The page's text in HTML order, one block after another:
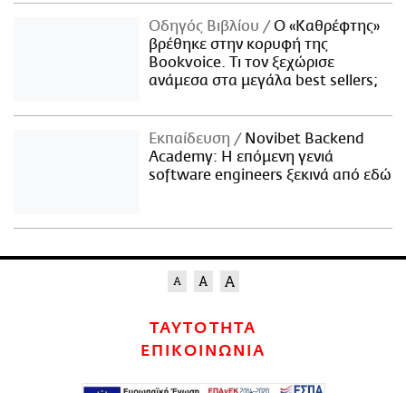
Οδηγός Βιβλίου
Ο «Καθρέφτης»
βρέθηκε στην κορυφή της
Bookvoice. Τι τον ξεχώρισε
ανάμεσα στα μεγάλα best sellers;
Εκπαίδευση
Novibet Backend
Academy: Η επόμενη γενιά
software engineers ξεκινά από εδώ
ΤΑΥΤΟΤΗΤΑ
ΕΠΙΚΟΙΝΩΝΙΑ